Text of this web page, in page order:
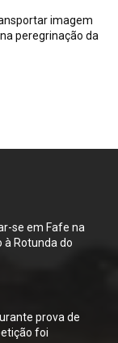
imagem
peregrinação da
se em Fafe na
à Rotunda do
prova de
foi